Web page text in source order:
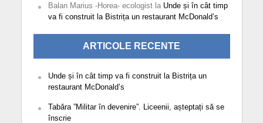
Balan Marius -Horea- ecologistla Unde și în cât timp
va fi construit la Bistrița un restaurant McDonald’s
ARTICOLE RECENTE
Unde și în cât timp va fi construit la Bistrița un
restaurant McDonald’s
Tabăra ”Militar în devenire”. Liceenii, așteptați să se
înscrie